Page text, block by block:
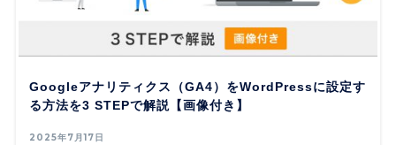
Googleアナリティクス（GA4）をWordPressに設定す
る方法を3 STEPで解説【画像付き】
2025年7月17日